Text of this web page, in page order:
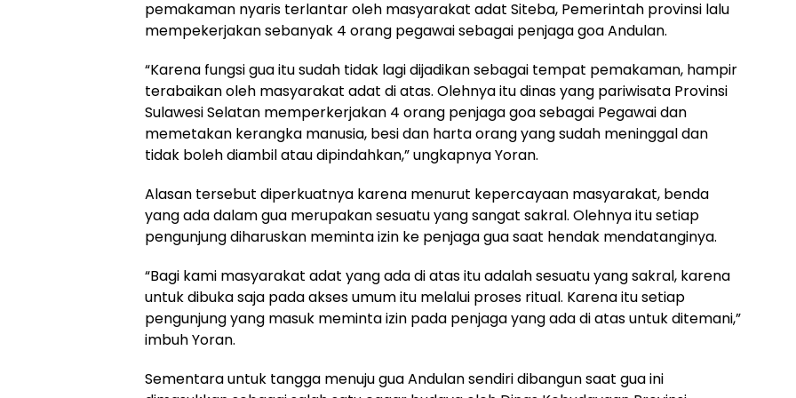
pemakaman nyaris terlantar oleh masyarakat adat Siteba, Pemerintah provinsi lalu
mempekerjakan sebanyak 4 orang pegawai sebagai penjaga goa Andulan.
“Karena fungsi gua itu sudah tidak lagi dijadikan sebagai tempat pemakaman, hampir
terabaikan oleh masyarakat adat di atas. Olehnya itu dinas yang pariwisata Provinsi
Sulawesi Selatan memperkerjakan 4 orang penjaga goa sebagai Pegawai dan
memetakan kerangka manusia, besi dan harta orang yang sudah meninggal dan
tidak boleh diambil atau dipindahkan,” ungkapnya Yoran.
Alasan tersebut diperkuatnya karena menurut kepercayaan masyarakat, benda
yang ada dalam gua merupakan sesuatu yang sangat sakral. Olehnya itu setiap
pengunjung diharuskan meminta izin ke penjaga gua saat hendak mendatanginya.
“Bagi kami masyarakat adat yang ada di atas itu adalah sesuatu yang sakral, karena
untuk dibuka saja pada akses umum itu melalui proses ritual. Karena itu setiap
pengunjung yang masuk meminta izin pada penjaga yang ada di atas untuk ditemani,”
imbuh Yoran.
Sementara untuk tangga menuju gua Andulan sendiri dibangun saat gua ini